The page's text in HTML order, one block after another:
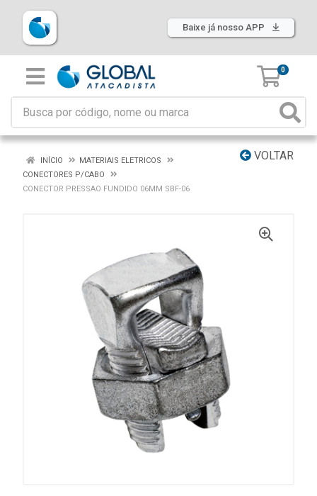
Baixe já nosso APP
0
VOLTAR
INÍCIO
MATERIAIS ELETRICOS
CONECTORES P/CABO
CONECTOR PRESSAO FUNDIDO 06MM SBF-06